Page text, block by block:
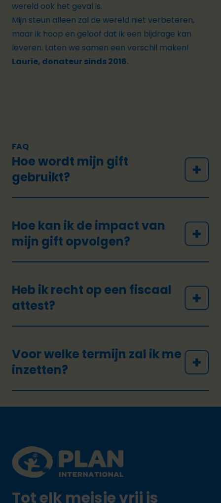
wereld ook het geval is.
Mijn steun alleen zal de wereld niet verbeteren,
maar ik hoop en geloof dat ik een bijdrage kan
leveren. Laten we samen een verschil maken!
Laurie, donateur sinds 2016.
FAQ
Hoe wordt mijn gift
gebruikt?
Hoe kan ik de impact van
mijn gift opvolgen?
Heb ik recht op een fiscaal
attest?
Voor welke termijn zal ik me
inzetten?
Plan International logo
Tot elk meisje vrij is